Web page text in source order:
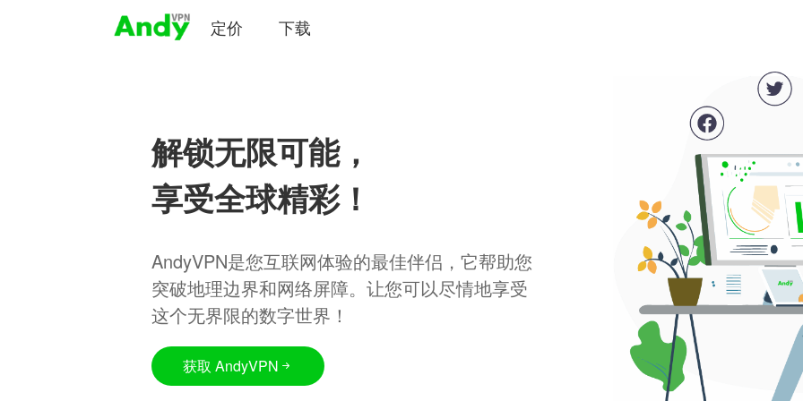
定价 下载
解锁无限可能，
享受全球精彩！
AndyVPN是您互联网体验的最佳伴侣，它帮助您
突破地理边界和网络屏障。让您可以尽情地享受
这个无界限的数字世界！
获取 AndyVPN